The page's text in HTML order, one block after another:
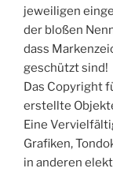
jeweiligen
der bloßen
dass
geschützt sind!
Das Copyright
erstellte
Eine
Grafiken,
in anderen